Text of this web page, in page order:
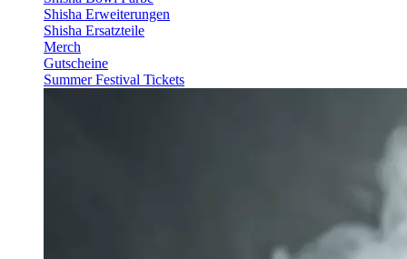
Shisha Erweiterungen
Shisha Ersatzteile
Merch
Gutscheine
Summer Festival Tickets